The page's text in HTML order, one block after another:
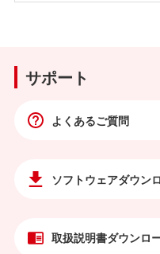
サポート
よくあるご質問
ソフトウェアダウン
取扱説明書ダウンロ